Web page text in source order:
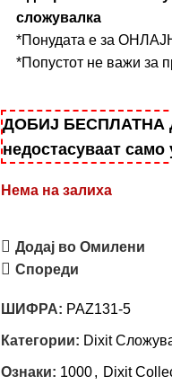
сложувалка
*Понудата е за
*Попустот не важи за
ДОБИЈ БЕСПЛАТНА
недостасуваат само
Нема на залиха
Додај во Омилени
Спореди
ШИФРА: PAZ131-5
Категории: Dixit
Ознаки: 1000, Dixit